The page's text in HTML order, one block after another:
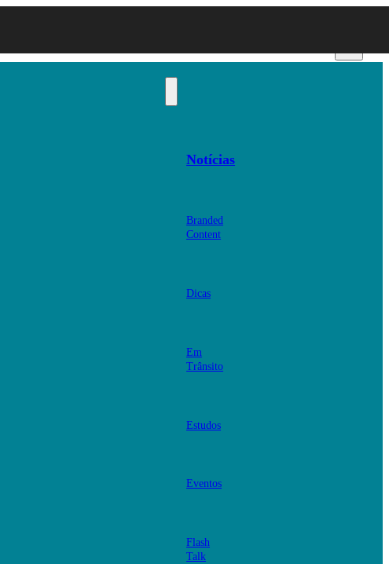
Notícias
Branded
Content
Dicas
Em
Trânsito
Estudos
Eventos
Flash
Talk